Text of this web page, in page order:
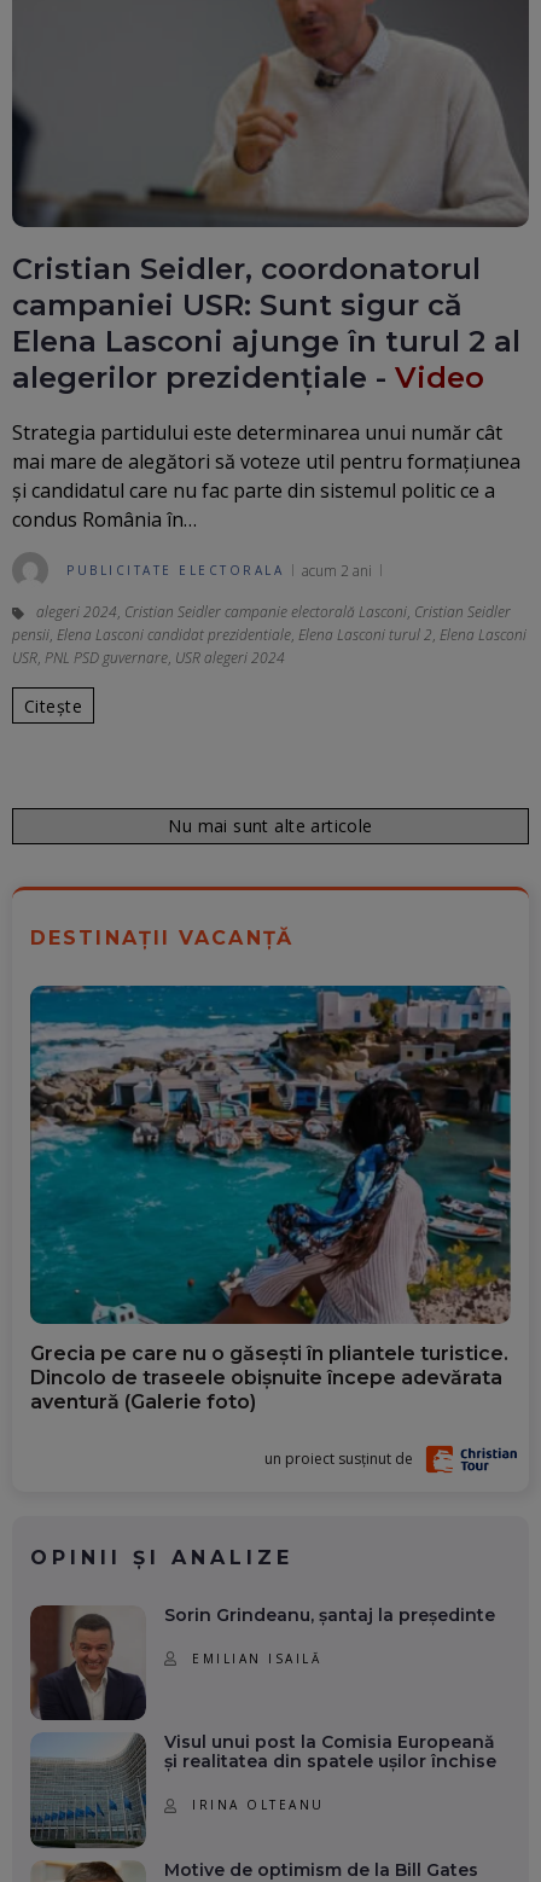
Cristian Seidler, coordonatorul
campaniei USR: Sunt sigur că
Elena Lasconi ajunge în turul 2 al
alegerilor prezidențiale - Video
Strategia partidului este determinarea unui număr cât
mai mare de alegători să voteze util pentru formațiunea
și candidatul care nu fac parte din sistemul politic ce a
condus România în…
PUBLICITATE ELECTORALA acum 2 ani
alegeri 2024, Cristian Seidler campanie electorală Lasconi, Cristian Seidler
pensii, Elena Lasconi candidat prezidentiale, Elena Lasconi turul 2, Elena Lasconi
USR, PNL PSD guvernare, USR alegeri 2024
Citește
Nu mai sunt alte articole
DESTINAȚII VACANȚĂ
Grecia pe care nu o găsești în pliantele turistice.
Dincolo de traseele obișnuite începe adevărata
aventură (Galerie foto)
un proiect susținut de
OPINII ȘI ANALIZE
Sorin Grindeanu, șantaj la președinte
EMILIAN ISAILĂ
Visul unui post la Comisia Europeană
și realitatea din spatele ușilor închise
IRINA OLTEANU
Motive de optimism de la Bill Gates